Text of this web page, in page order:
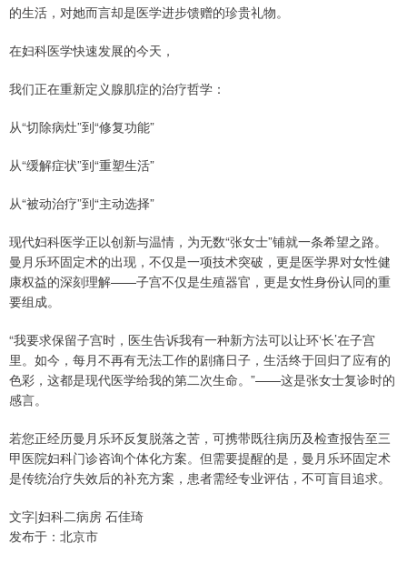
的生活，对她而言却是医学进步馈赠的珍贵礼物。
在妇科医学快速发展的今天，
我们正在重新定义腺肌症的治疗哲学：
从“切除病灶”到“修复功能”
从“缓解症状”到“重塑生活”
从“被动治疗”到“主动选择”
现代妇科医学正以创新与温情，为无数“张女士”铺就一条希望之路。
曼月乐环固定术的出现，不仅是一项技术突破，更是医学界对女性健
康权益的深刻理解——子宫不仅是生殖器官，更是女性身份认同的重
要组成。
“我要求保留子宫时，医生告诉我有一种新方法可以让环‘长’在子宫
里。如今，每月不再有无法工作的剧痛日子，生活终于回归了应有的
色彩，这都是现代医学给我的第二次生命。”——这是张女士复诊时的
感言。
若您正经历曼月乐环反复脱落之苦，可携带既往病历及检查报告至三
甲医院妇科门诊咨询个体化方案。但需要提醒的是，曼月乐环固定术
是传统治疗失效后的补充方案，患者需经专业评估，不可盲目追求。
文字|妇科二病房 石佳琦
发布于：北京市